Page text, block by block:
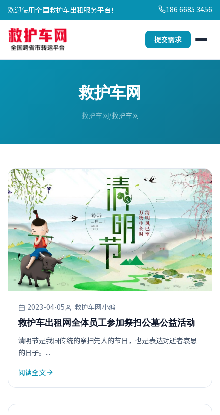
欢迎使用全国救护车出租服务平台！ 186 6685 3456
提交需求
救护车网
救护车网 救护车网
2023-04-05 救护车网小编
救护车出租网全体员工参加祭扫公墓公益活动
清明节是我国传统的祭扫先人的节日，也是表达对逝者哀思
的日子。...
阅读全文